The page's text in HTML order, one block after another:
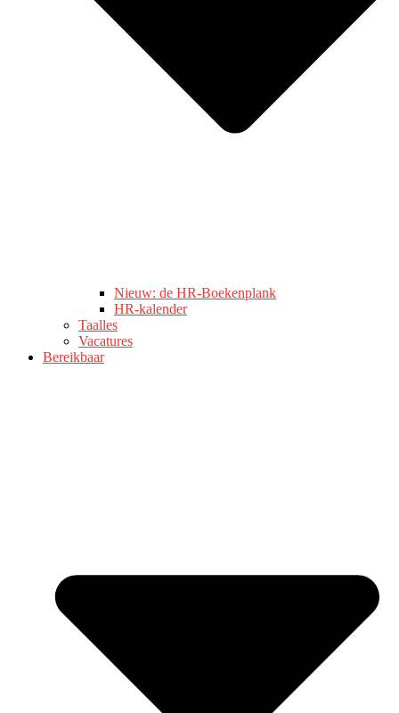
Nieuw: de HR-Boekenplank
HR-kalender
Taalles
Vacatures
Bereikbaar